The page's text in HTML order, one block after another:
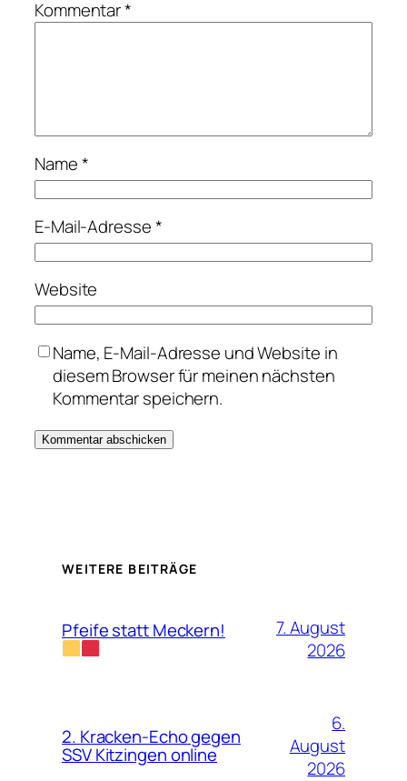
Kommentar*
Name*
E-Mail-Adresse*
Website
Name, E-Mail-Adresse und Website in
diesem Browser für meinen nächsten
Kommentar speichern.
WEITERE BEITRÄGE
Pfeife statt Meckern!
7. August
2026
2. Kracken-Echo gegen
SSV Kitzingen online
6.
August
2026